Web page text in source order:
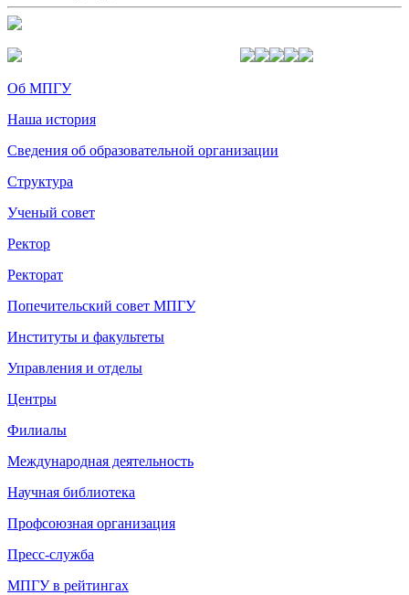
Об МПГУ
Наша история
Сведения об образовательной организации
Структура
Ученый совет
Ректор
Ректорат
Попечительский совет МПГУ
Институты и факультеты
Управления и отделы
Центры
Филиалы
Международная деятельность
Научная библиотека
Профсоюзная организация
Пресс-служба
МПГУ в рейтингах